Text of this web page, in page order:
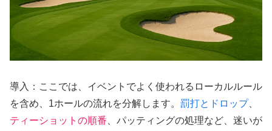
導入：ここでは、イベントでよく使われるローカルルール
を含め、1ホールの流れを分解します。 罰打とドロップ、
ティーショットの順番 、パッティングの処理など、迷いが